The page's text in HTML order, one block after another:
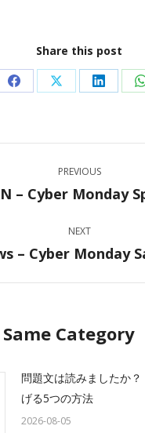
Share this post
Share
Facebook
Share
X
Share
PREVIOUS
Previous
– Cyber Monday
NEXT
Next
– Cyber Monday
Category
問題文は読みましたか
げる5つの方法
2026-08-05